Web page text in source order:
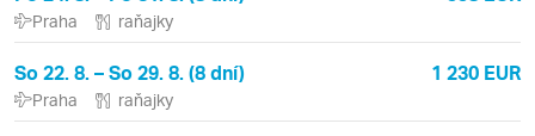
Praha raňajky
So 22. 8. – So 29. 8. (8 dní) 1 230 EUR
Praha raňajky